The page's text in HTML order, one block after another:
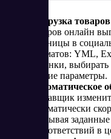
Выгрузка
товаров онлайн
страницы в
форматов: YML,
наценки,
другие параметры.
Автоматическое
поставщик
автоматически
учитывая
несоответствий в